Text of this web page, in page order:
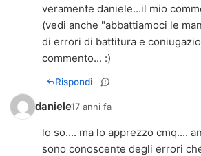
veramente daniele...il mio
(vedi anche "abbattiamoci le
di errori di battitura e
commento... :)
Rispondi
daniele17 anni fa
lo so.... ma lo apprezzo cmq....
sono conoscente degli errori